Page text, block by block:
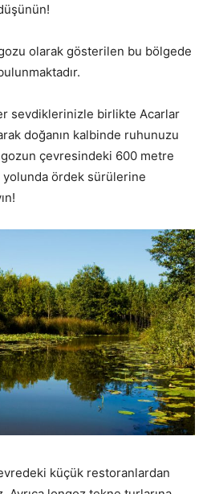
olarak gösterilen bu bölgede
sevdiklerinizle birlikte Acarlar
doğanın kalbinde ruhunuzu
çevresindeki 600 metre
ördek sürülerine
küçük restoranlardan